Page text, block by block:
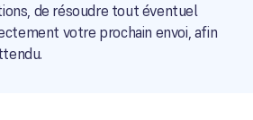
de résoudre tout éventuel
votre prochain envoi, afin